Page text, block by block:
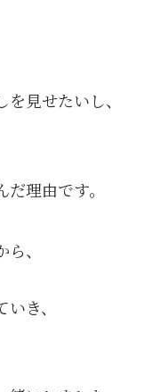
見せたいし、
理由です。
、
き、